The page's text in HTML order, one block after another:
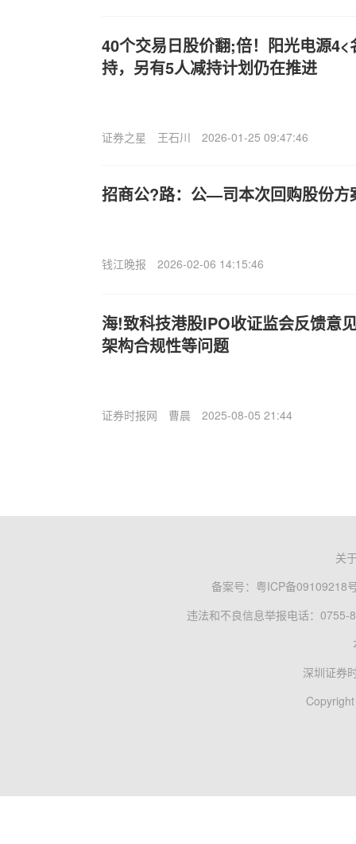
40个交易日股价翻;倍！阳光电源
持，另有5人减持计划仍在推进
证券之星 王石川 2026-01-25 09:47:46
招商公?路：公—司本次回购股份方
钱江晚报 2026-02-06 14:15:46
海!致科技港股IPO收证监会反馈意
架构合规性等问题
证券时报网 曹晨 2025-08-05 21:44
关
备案号： 粤ICP备09109218
违法和不良信息举报电话：0755-
深圳证券